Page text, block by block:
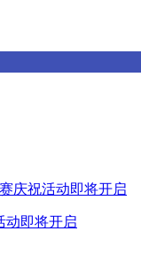
动即将开启